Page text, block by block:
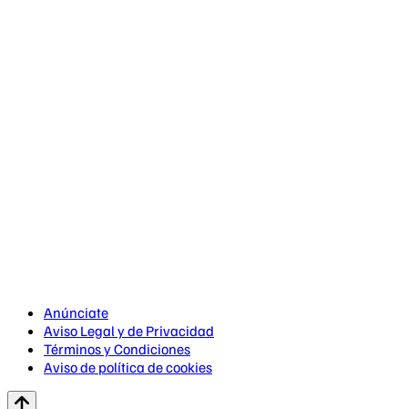
Anúnciate
Aviso Legal y de Privacidad
Términos y Condiciones
Aviso de política de cookies